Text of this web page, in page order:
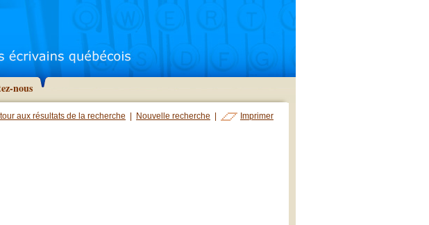
nous
aux résultats de la recherche Nouvelle recherche Imprimer